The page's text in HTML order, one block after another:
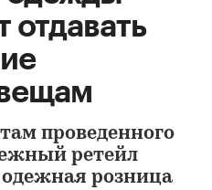
проведенного
ретейл
одежная розница